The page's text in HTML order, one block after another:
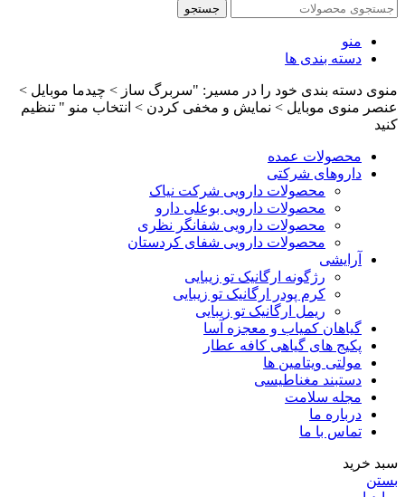
جستجو
منو
دسته بندی ها
منوی دسته بندی خود را در مسیر: "سربرگ ساز > چیدما موبایل >
عنصر منوی موبایل > نمایش و مخفی کردن > انتخاب منو " تنظیم
کنید
محصولات عمده
داروهای شرکتی
محصولات دارویی شرکت نیاک
محصولات دارویی بوعلی دارو
محصولات دارویی شفانگر نظری
محصولات دارویی شفای کردستان
آرایشی
رژگونه ارگانیک تو زیبایی
کرم پودر ارگانیک تو زیبایی
ریمل ارگانیک تو زیبایی
گیاهان کمیاب و معجزه آسا
پکیج های گیاهی کافه عطار
مولتی ویتامین ها
دستبند مغناطیسی
مجله سلامت
درباره ما
تماس با ما
سبد خرید
بستن